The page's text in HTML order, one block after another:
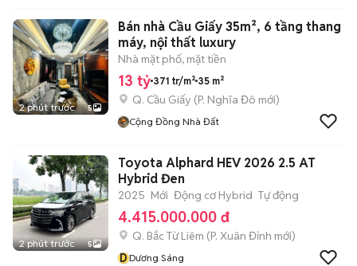
2 phút trước 5
Bán nhà Cầu Giấy 35m², 6 tầng thang
máy, nội thất luxury
Nhà mặt phố, mặt tiền
13 tỷ 371 tr/m² 35 m²
Q. Cầu Giấy (P. Nghĩa Đô mới)
Cộng Đồng Nhà Đất
2 phút trước 5
Toyota Alphard HEV 2026 2.5 AT
Hybrid Đen
2025 Mới Động cơ Hybrid Tự động
4.415.000.000 đ
Q. Bắc Từ Liêm (P. Xuân Đỉnh mới)
DDương Sáng